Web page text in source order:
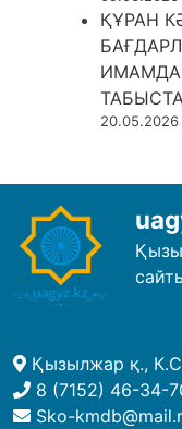
ҚҰРАН
20.05.2026
Қызылжар қ.,
8 (7152) 46-34-
Sko-